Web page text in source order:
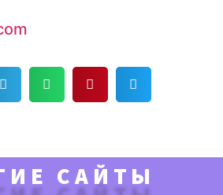
САЙТЫ